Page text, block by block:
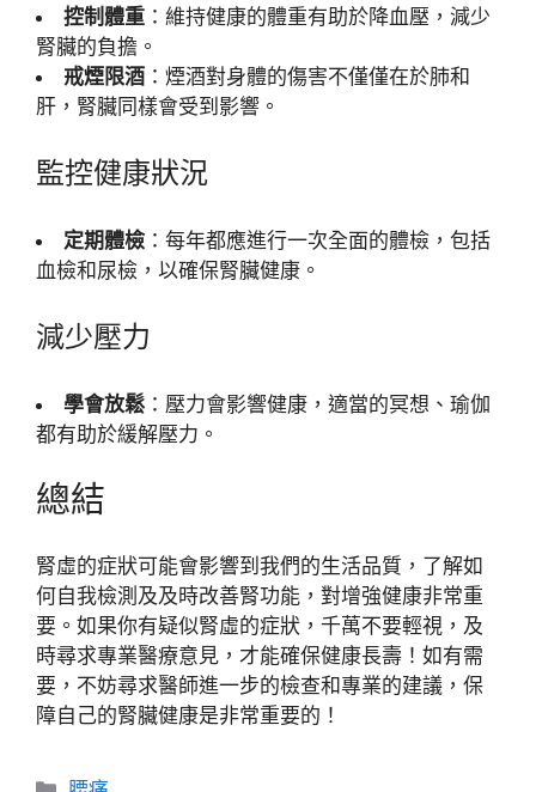
控制體重 ：維持健康的體重有助於降血壓，減少
腎臟的負擔。
戒煙限酒 ：煙酒對身體的傷害不僅僅在於肺和
肝，腎臟同樣會受到影響。
監控健康狀況
定期體檢 ：每年都應進行一次全面的體檢，包括
血檢和尿檢，以確保腎臟健康。
減少壓力
學會放鬆 ：壓力會影響健康，適當的冥想、瑜伽
都有助於緩解壓力。
總結
腎虛的症狀可能會影響到我們的生活品質，了解如
何自我檢測及及時改善腎功能，對增強健康非常重
要。如果你有疑似腎虛的症狀，千萬不要輕視，及
時尋求專業醫療意見，才能確保健康長壽！如有需
要，不妨尋求醫師進一步的檢查和專業的建議，保
障自己的腎臟健康是非常重要的！
分